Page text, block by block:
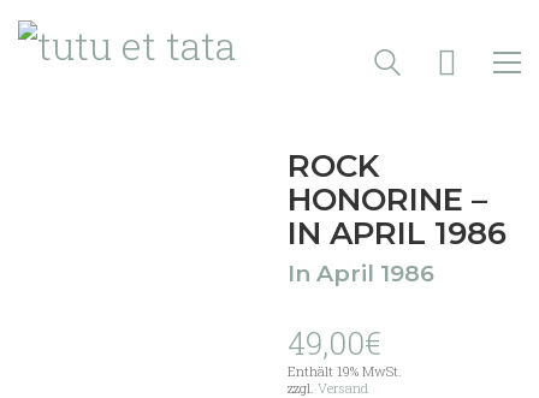
ROCK
HONORINE –
IN APRIL 1986
In April 1986
49,00€
Enthält 19% MwSt.
zzgl. Versand